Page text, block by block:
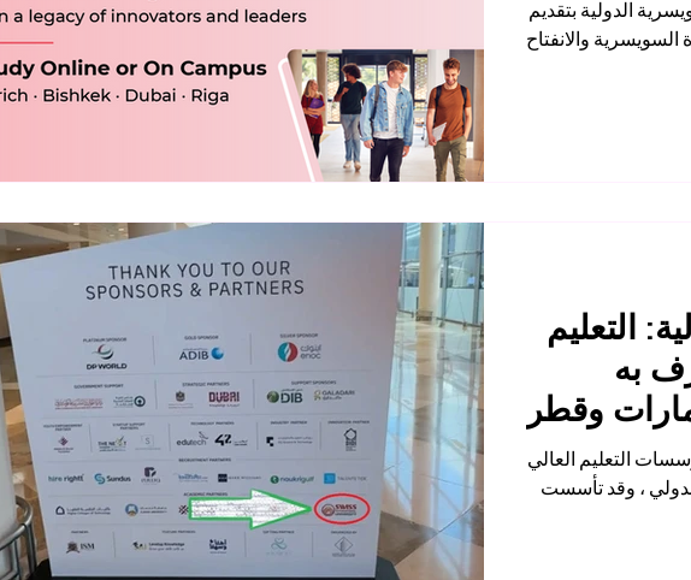
منذ تأسيسها عام 1999، تميزت الجامعة السويسرية الدولية بتقديم
والانفتاح
التعليم
به
وقطر
الدولية من أبرز مؤسسات التعليم العالي
و الاعتراف الدولي ، وقد تأسست